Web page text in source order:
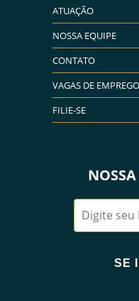
ATUAÇÃO
NOSSA EQUIPE
CONTATO
VAGAS DE EMPREGO
FILIE-SE